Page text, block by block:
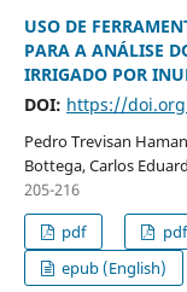
USO DE
PARA A ANÁLISE
IRRIGADO POR
DOI: https://
Pedro Trevisan
Bottega, Carlos
205-216
pdf
epub (English)